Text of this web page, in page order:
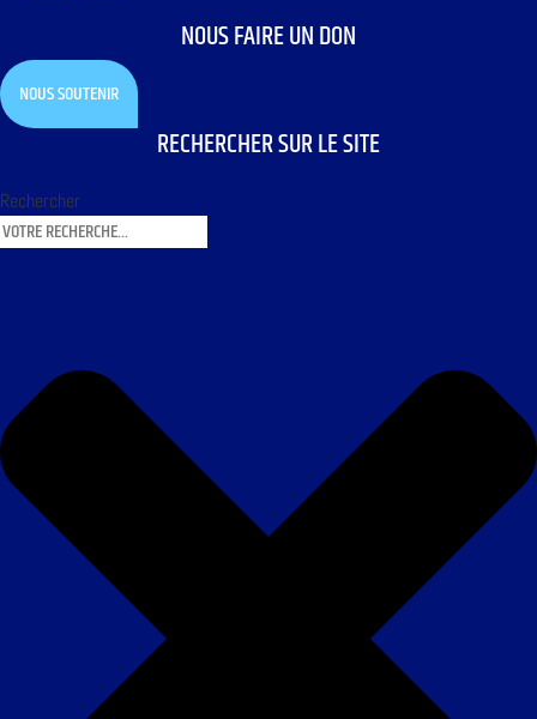
NOUS FAIRE UN DON
NOUS SOUTENIR
RECHERCHER SUR LE SITE
Rechercher